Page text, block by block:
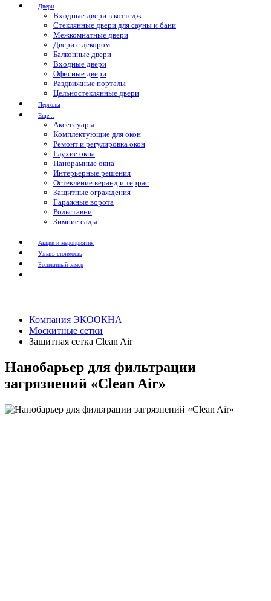
Двери
Входные двери в коттедж
Стеклянные двери для сауны и бани
Межкомнатные двери
Двери с декором
Балконные двери
Входные двери
Офисные двери
Раздвижные порталы
Цельностеклянные двери
Перголы
Еще...
Аксессуары
Комплектующие для окон
Ремонт и регулировка окон
Глухие окна
Панорамные окна
Интерьерные решения
Остекление веранд и террас
Защитные ограждения
Гаражные ворота
Рольставни
Зимние сады
Акции и мероприятия
Узнать стоимость
Бесплатный замер
Компания ЭКООКНА
Москитные сетки
Защитная сетка Clean Air
Нанобарьер для фильтрации
загрязнений «Clean Air»